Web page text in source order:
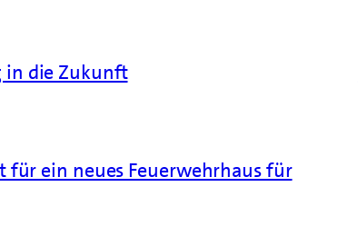
in die Zukunft
für ein neues Feuerwehrhaus für